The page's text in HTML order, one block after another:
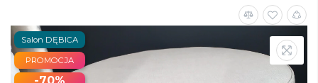
PROMOCJA
Salon DĘBICA